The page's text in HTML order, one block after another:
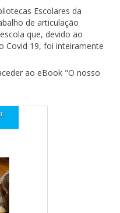
Escolares da
de articulação
que, devido ao
Covid 19, foi inteiramente
ao eBook "O nosso